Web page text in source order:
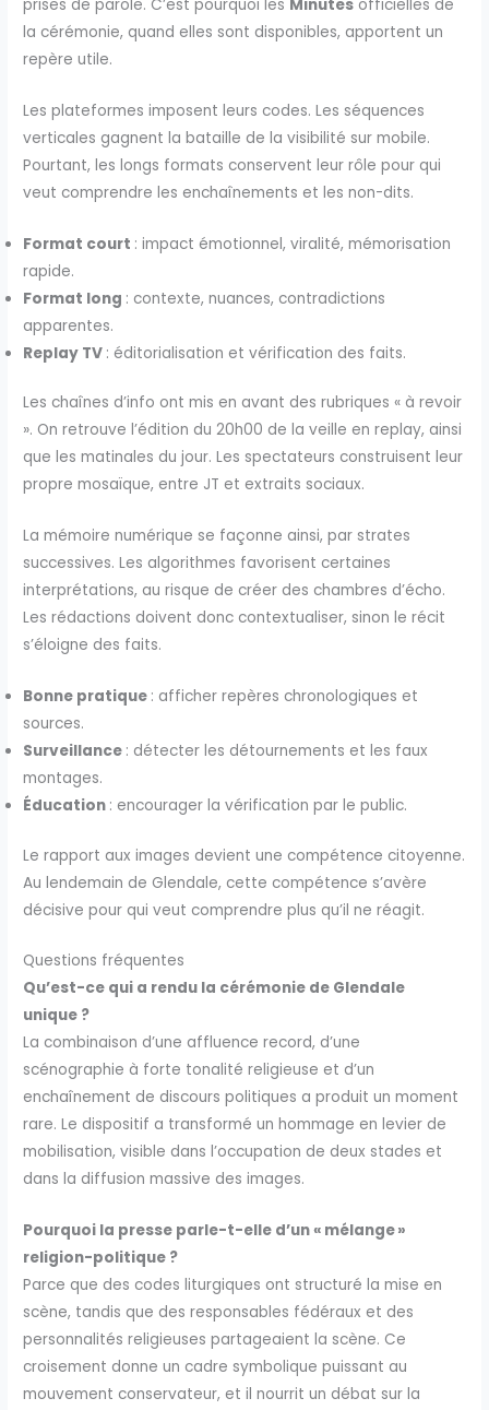
prises de parole. C’est pourquoi les Minutes officielles de
la cérémonie, quand elles sont disponibles, apportent un
repère utile.
Les plateformes imposent leurs codes. Les séquences
verticales gagnent la bataille de la visibilité sur mobile.
Pourtant, les longs formats conservent leur rôle pour qui
veut comprendre les enchaînements et les non-dits.
Format court : impact émotionnel, viralité, mémorisation
rapide.
Format long : contexte, nuances, contradictions
apparentes.
Replay TV : éditorialisation et vérification des faits.
Les chaînes d’info ont mis en avant des rubriques « à revoir
». On retrouve l’édition du 20h00 de la veille en replay, ainsi
que les matinales du jour. Les spectateurs construisent leur
propre mosaïque, entre JT et extraits sociaux.
La mémoire numérique se façonne ainsi, par strates
successives. Les algorithmes favorisent certaines
interprétations, au risque de créer des chambres d’écho.
Les rédactions doivent donc contextualiser, sinon le récit
s’éloigne des faits.
Bonne pratique : afficher repères chronologiques et
sources.
Surveillance : détecter les détournements et les faux
montages.
Éducation : encourager la vérification par le public.
Le rapport aux images devient une compétence citoyenne.
Au lendemain de Glendale, cette compétence s’avère
décisive pour qui veut comprendre plus qu’il ne réagit.
Questions fréquentes
Qu’est-ce qui a rendu la cérémonie de Glendale
unique ?
La combinaison d’une affluence record, d’une
scénographie à forte tonalité religieuse et d’un
enchaînement de discours politiques a produit un moment
rare. Le dispositif a transformé un hommage en levier de
mobilisation, visible dans l’occupation de deux stades et
dans la diffusion massive des images.
Pourquoi la presse parle-t-elle d’un « mélange »
religion-politique ?
Parce que des codes liturgiques ont structuré la mise en
scène, tandis que des responsables fédéraux et des
personnalités religieuses partageaient la scène. Ce
croisement donne un cadre symbolique puissant au
mouvement conservateur, et il nourrit un débat sur la